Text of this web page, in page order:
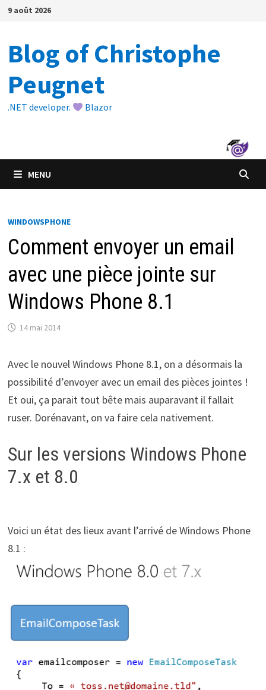
Passer
9 août 2026
Blog of Christophe
Peugnet
.NET developer. Blazor
MENU
WINDOWSPHONE
Comment envoyer un email
avec une pièce jointe sur
Windows Phone 8.1
14 mai 2014
Avec le nouvel Windows Phone 8.1, on a désormais la
possibilité d’envoyer avec un email des pièces jointes !
Et oui, ça parait tout bête mais auparavant il fallait
ruser. Dorénavant, on va faire cela nativement.
Sur les versions Windows Phone
7.x et 8.0
Voici un état des lieux avant l’arrivé de Windows Phone
8.1 :